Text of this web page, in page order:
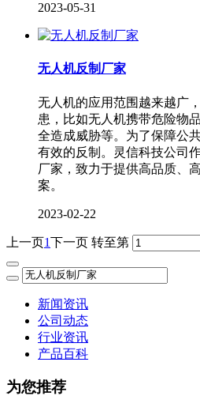
2023-05-31
无人机反制厂家
无人机的应用范围越来越广
患，比如无人机携带危险物
全造成威胁等。为了保障公
有效的反制。灵信科技公司
厂家，致力于提供高品质、
案。
2023-02-22
上一页1下一页 转至第
新闻资讯
公司动态
行业资讯
产品百科
为您推荐